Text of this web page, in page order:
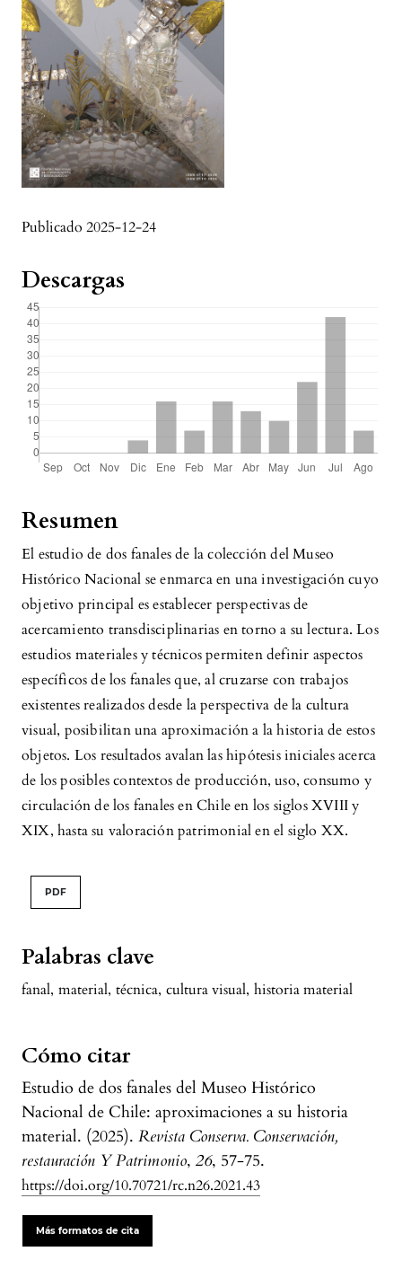
Publicado 2025-12-24
Palabras clave
fanal, material, técnica, cultura visual, historia material
Cómo citar
Estudio de dos fanales del Museo Histórico
Nacional de Chile: aproximaciones a su historia
material. (2025). Revista Conserva. Conservación,
restauración Y Patrimonio, 26, 57-75.
https://doi.org/10.70721/rc.n26.2021.43
Más formatos de cita
Resumen
El estudio de dos fanales de la colección del Museo
Histórico Nacional se enmarca en una investigación cuyo
objetivo principal es establecer perspectivas de
acercamiento transdisciplinarias en torno a su lectura. Los
estudios materiales y técnicos permiten definir aspectos
específicos de los fanales que, al cruzarse con trabajos
existentes realizados desde la perspectiva de la cultura
visual, posibilitan una aproximación a la historia de estos
objetos. Los resultados avalan las hipótesis iniciales acerca
de los posibles contextos de producción, uso, consumo y
circulación de los fanales en Chile en los siglos XVIII y
XIX, hasta su valoración patrimonial en el siglo XX.
PDF
Descargas